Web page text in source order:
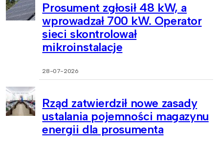
Prosument zgłosił 48 kW, a
wprowadzał 700 kW. Operator
sieci skontrolował
mikroinstalacje
28-07-2026
Rząd zatwierdził nowe zasady
ustalania pojemności magazynu
energii dla prosumenta